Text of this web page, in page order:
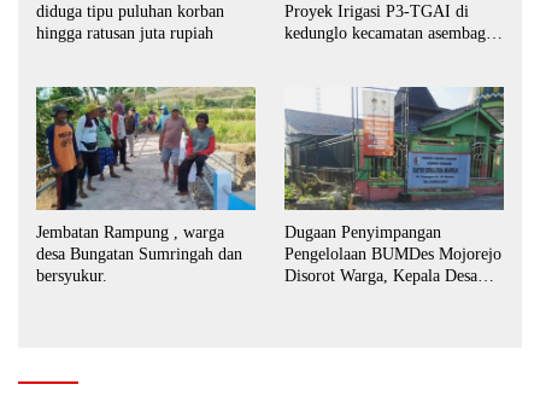
diduga tipu puluhan korban
hingga ratusan juta rupiah
Proyek Irigasi P3-TGAI di
kedunglo kecamatan asembagus
Jembatan Rampung , warga
desa Bungatan Sumringah dan
bersyukur.
Dugaan Penyimpangan
Pengelolaan BUMDes Mojorejo
Disorot Warga, Kepala Desa